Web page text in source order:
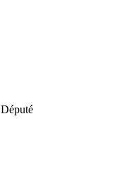
Député